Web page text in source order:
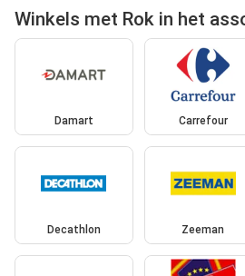
Winkels met Rok in het
Damart Carrefour
Decathlon Zeeman